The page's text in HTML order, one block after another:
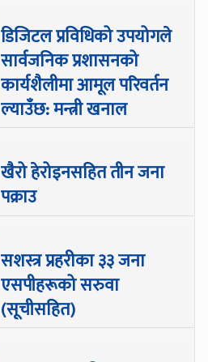
डिजिटल प्रविधिको उपयोगले
सार्वजनिक प्रशासनको
कार्यशैलीमा आमूल परिवर्तन
ल्याउँछ: मन्त्री खनाल
खैरो हेरोइनसहित तीन जना
पक्राउ
सशस्त्र प्रहरीका ३३ जना
एसपीहरूको सरुवा
(सूचीसहित)